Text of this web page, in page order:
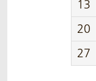
13
20
27